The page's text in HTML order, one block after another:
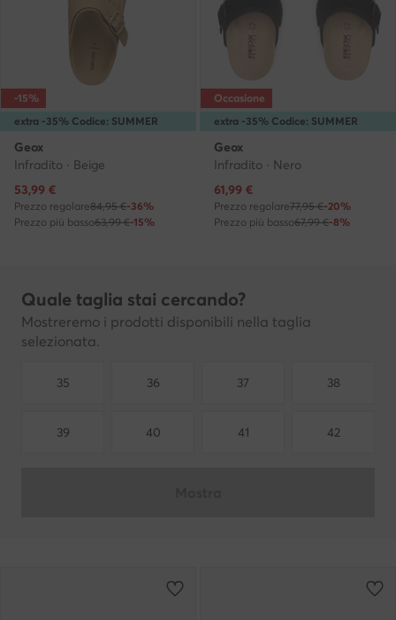
extra -35% Codice: SUMMER
-15%
Geox
Infradito · Beige
Prezzo attuale
53,99 €
Prezzo regolare84,95 €-36%
Prezzo più basso63,99 €-15%
extra -35% Codice: SUMMER
Occasione
Geox
Infradito · Nero
Prezzo attuale
61,99 €
Prezzo regolare77,95 €-20%
Prezzo più basso67,99 €-8%
Quale taglia stai cercando?
Mostreremo i prodotti disponibili nella taglia
selezionata.
35 36 37 38
39 40 41 42